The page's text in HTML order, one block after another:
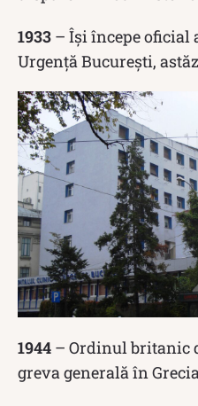
1933 – Își începe oficial
Urgență București,
1944 – Ordinul britanic
greva generală în